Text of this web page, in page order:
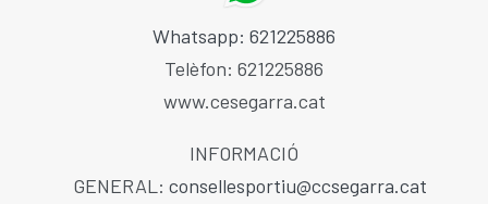
Whatsapp: 621225886
Telèfon: 621225886
www.cesegarra.cat
INFORMACIÓ
GENERAL:consellesportiu@ccsegarra.cat